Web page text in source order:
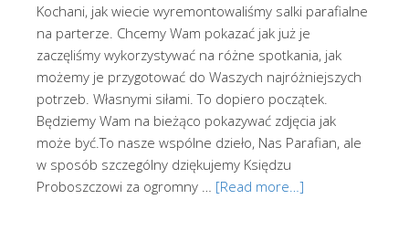
Kochani, jak wiecie wyremontowaliśmy salki parafialne
na parterze. Chcemy Wam pokazać jak już je
zaczęliśmy wykorzystywać na różne spotkania, jak
możemy je przygotować do Waszych najróżniejszych
potrzeb. Własnymi siłami. To dopiero początek.
Będziemy Wam na bieżąco pokazywać zdjęcia jak
może być.To nasze wspólne dzieło, Nas Parafian, ale
w sposób szczególny dziękujemy Księdzu
Proboszczowi za ogromny … [Read more…]